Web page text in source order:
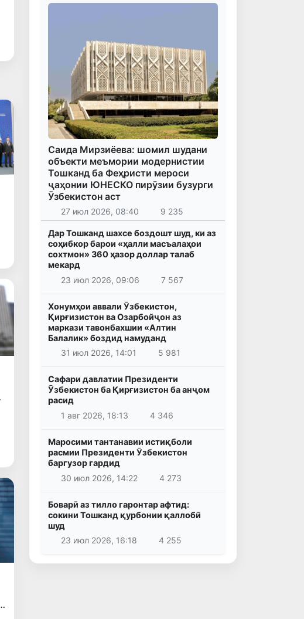
Саида Мирзиёева: шомил шудани
объекти меъмории модернистии
Тошканд ба Феҳристи мероси
ҷаҳонии ЮНЕСКО пирӯзии бузурги
Ӯзбекистон аст
27 июл 2026, 08:40 9 235
Дар Тошканд шахсе боздошт шуд, ки аз
соҳибкор барои «ҳалли масъалаҳои
сохтмон» 360 ҳазор доллар талаб
мекард
23 июл 2026, 09:06
7 567
Хонумҳои аввали Ӯзбекистон,
Қирғизистон ва Озарбойҷон аз
маркази тавонбахшии «Алтин
Балалик» боздид намуданд
31 июл 2026, 14:01
5 981
Сафари давлатии Президенти
Ӯзбекистон ба Қирғизистон ба анҷом
расид
1 авг 2026, 18:13
4 346
Маросими тантанавии истиқболи
расмии Президенти Ӯзбекистон
баргузор гардид
30 июл 2026, 14:22
4 273
Боварӣ аз тилло гаронтар афтид:
сокини Тошканд қурбонии қаллобӣ
шуд
23 июл 2026, 16:18
4 255